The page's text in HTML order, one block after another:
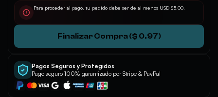
Para proceder al pago, tu pedido debe ser de al menos USD $5.00.
Finalizar Compra ($ 0.97)
Pagos Seguros y Protegidos
Pago seguro 100% garantizado por Stripe & PayPal